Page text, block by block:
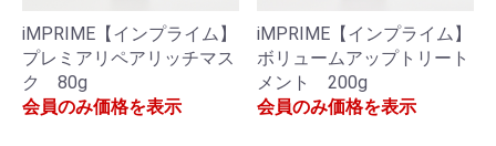
iMPRIME【インプライム】
プレミアリペアリッチマス
ク 80g
会員のみ価格を表示
iMPRIME【インプライム】
ボリュームアップトリート
メント 200g
会員のみ価格を表示